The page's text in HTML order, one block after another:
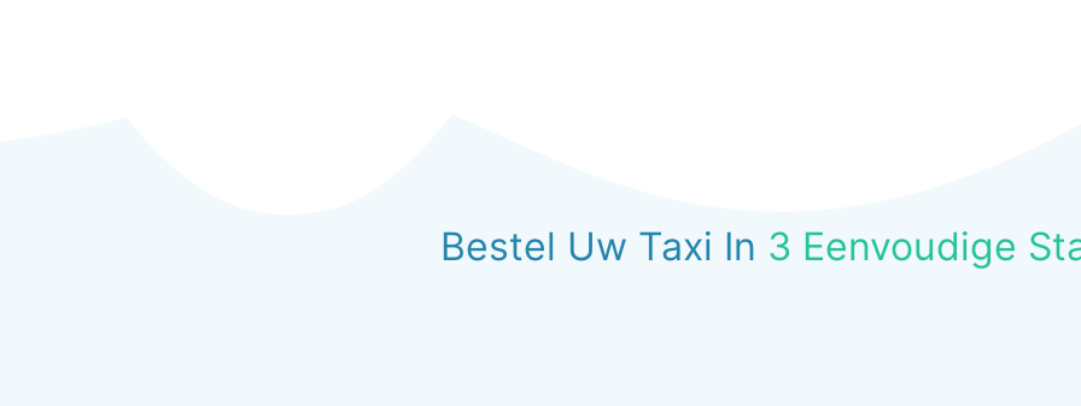
Bestel Uw Taxi In 3 Eenvoudige